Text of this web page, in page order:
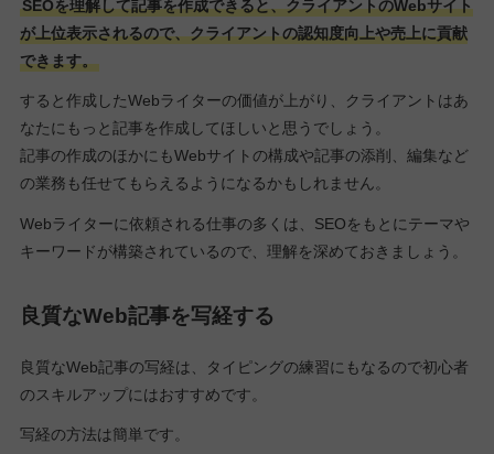
SEOを理解して記事を作成できると、クライアントのWebサイト
が上位表示されるので、クライアントの認知度向上や売上に貢献
できます。
すると作成したWebライターの価値が上がり、クライアントはあ
なたにもっと記事を作成してほしいと思うでしょう。
記事の作成のほかにもWebサイトの構成や記事の添削、編集など
の業務も任せてもらえるようになるかもしれません。
Webライターに依頼される仕事の多くは、SEOをもとにテーマや
キーワードが構築されているので、理解を深めておきましょう。
良質なWeb記事を写経する
良質なWeb記事の写経は、タイピングの練習にもなるので初心者
のスキルアップにはおすすめです。
写経の方法は簡単です。